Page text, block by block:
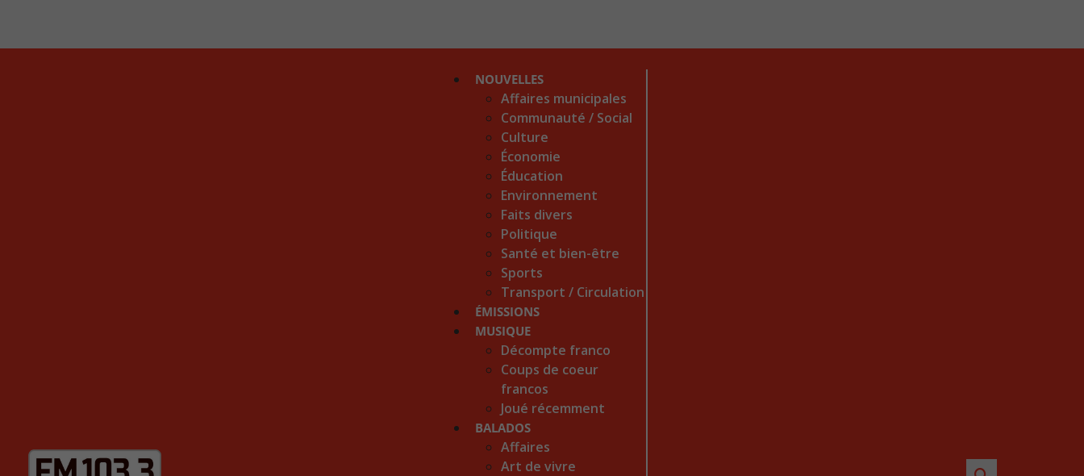
NOUVELLES
Affaires municipales
Communauté / Social
Culture
Économie
Éducation
Environnement
Faits divers
Politique
Santé et bien-être
Sports
Transport / Circulation
ÉMISSIONS
MUSIQUE
Décompte franco
Coups de coeur
francos
Joué récemment
BALADOS
Affaires
Art de vivre